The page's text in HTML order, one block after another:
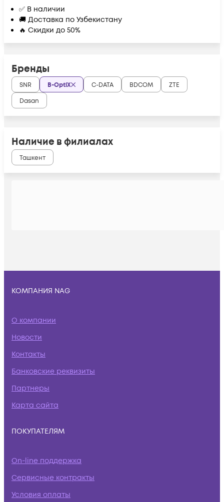
✅ В наличии
🚚 Доставка по Узбекистану
🔥 Скидки до 50%
Бренды
SNR B-OptiX C-DATA BDCOM
ZTE
Dasan
Наличие в филиалах
Ташкент
КОМПАНИЯ NAG
О компании
Новости
Контакты
Банковские реквизиты
Партнеры
Карта сайта
ПОКУПАТЕЛЯМ
On-line поддержка
Сервисные контракты
Условия оплаты